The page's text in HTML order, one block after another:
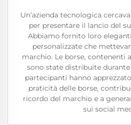
Un’azienda tecnologica
per presentare il lancio del
Abbiamo fornito loro
personalizzate che
marchio. Le borse, contenenti
sono state distribuite durante
partecipanti hanno
praticità delle borse,
ricordo del marchio e a
sui social